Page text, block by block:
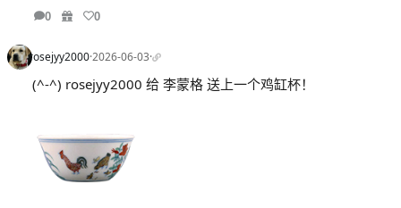
0 0
rosejyy2000·2026-06-03·
(^-^) rosejyy2000 给 李蒙格 送上一个鸡缸杯！